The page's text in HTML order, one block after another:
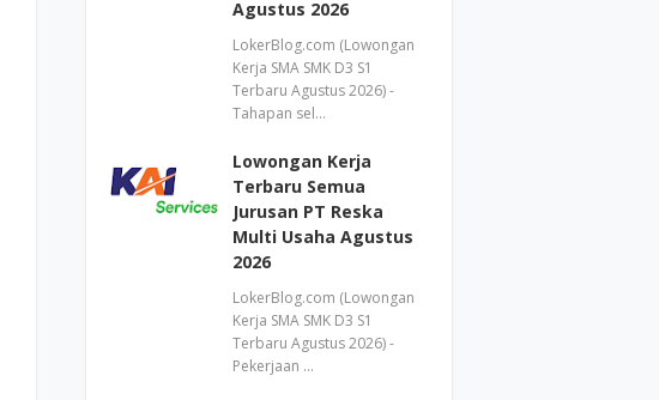
Agustus 2026
LokerBlog.com (Lowongan
Kerja SMA SMK D3 S1
Terbaru Agustus 2026) -
Tahapan sel…
Lowongan Kerja
Terbaru Semua
Jurusan PT Reska
Multi Usaha Agustus
2026
LokerBlog.com (Lowongan
Kerja SMA SMK D3 S1
Terbaru Agustus 2026) -
Pekerjaan …